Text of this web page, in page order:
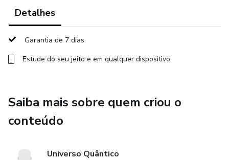
prosperidade, equilíbrio e proteção.
Saber a numerologia da casa ajuda você a:
- Escolher um lar alinhado à sua missão
determinado lugar
- Fazer harmonizações energéticas (como incluir uma letra
equilibrar as vibrações.
Detalhes
Garantia de 7 dias
Estude do seu jeito e em qualquer dispositivo
Saiba mais sobre quem criou o
conteúdo
Universo Quântico